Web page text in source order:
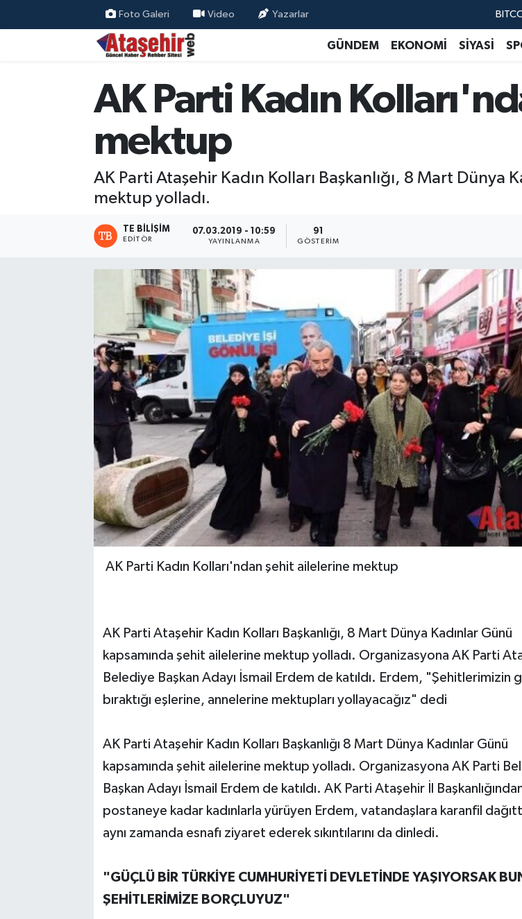
Foto Galeri Video Yazarlar
GRAM
GÜNDEM EKONOMİ SİYASİ
AK Parti Kadın
mektup
AK Parti Ataşehir Kadın Kolları Başkanlığı, 8 Mart Dünya
mektup yolladı.
TE BILIŞIM
EDITÖR
07.03.2019 - 10:59
YAYINLANMA
91
GÖSTERIM
AK Parti Kadın Kolları'ndan şehit ailelerine mektup
AK Parti Ataşehir Kadın Kolları Başkanlığı, 8 Mart Dünya Kadınlar Günü
kapsamında şehit ailelerine mektup yolladı. Organizasyona AK Parti
Belediye Başkan Adayı İsmail Erdem de katıldı. Erdem, "Şehitlerimizin
bıraktığı eşlerine, annelerine mektupları yollayacağız" dedi
AK Parti Ataşehir Kadın Kolları Başkanlığı 8 Mart Dünya Kadınlar Günü
kapsamında şehit ailelerine mektup yolladı. Organizasyona AK Parti
Başkan Adayı İsmail Erdem de katıldı. AK Parti Ataşehir İl
postaneye kadar kadınlarla yürüyen Erdem, vatandaşlara karanfil
aynı zamanda esnafı ziyaret ederek sıkıntılarını da dinledi.
"GÜÇLÜ BİR TÜRKİYE CUMHURİYETİ DEVLETİNDE YAŞIYORSAK
ŞEHİTLERİMİZE BORÇLUYUZ"
Hava Durumu
Trafik Durumu
Süper Lig Puan Durumu ve Fikstür
Son Dakika Haberleri
Haber Arşivi